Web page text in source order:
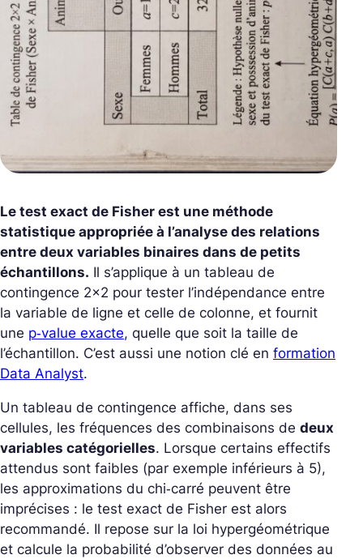
Le test exact de Fisher est une méthode
statistique appropriée à l’analyse des relations
entre deux variables binaires dans de petits
échantillons. Il s’applique à un tableau de
contingence 2×2 pour tester l’indépendance entre
la variable de ligne et celle de colonne, et fournit
une p‑value exacte, quelle que soit la taille de
l’échantillon. C’est aussi une notion clé en formation
Data Analyst.
Un tableau de contingence affiche, dans ses
cellules, les fréquences des combinaisons de deux
variables catégorielles. Lorsque certains effectifs
attendus sont faibles (par exemple inférieurs à 5),
les approximations du chi‑carré peuvent être
imprécises : le test exact de Fisher est alors
recommandé. Il repose sur la loi hypergéométrique
et calcule la probabilité d’observer des données au